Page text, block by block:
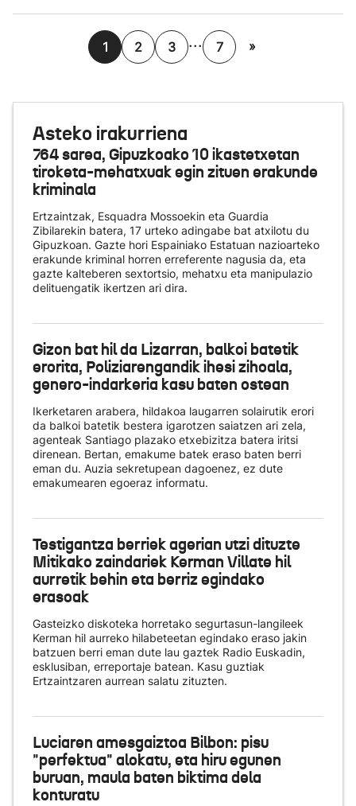
1 2 3 ... 7 »
Asteko irakurriena
764 sarea, Gipuzkoako 10 ikastetxetan
tiroketa-mehatxuak egin zituen erakunde
kriminala
Ertzaintzak, Esquadra Mossoekin eta Guardia
Zibilarekin batera, 17 urteko adingabe bat atxilotu du
Gipuzkoan. Gazte hori Espainiako Estatuan nazioarteko
erakunde kriminal horren erreferente nagusia da, eta
gazte kalteberen sextortsio, mehatxu eta manipulazio
delituengatik ikertzen ari dira.
Gizon bat hil da Lizarran, balkoi batetik
erorita, Poliziarengandik ihesi zihoala,
genero-indarkeria kasu baten ostean
Ikerketaren arabera, hildakoa laugarren solairutik erori
da balkoi batetik bestera igarotzen saiatzen ari zela,
agenteak Santiago plazako etxebizitza batera iritsi
direnean. Bertan, emakume batek eraso baten berri
eman du. Auzia sekretupean dagoenez, ez dute
emakumearen egoeraz informatu.
Testigantza berriek agerian utzi dituzte
Mitikako zaindariek Kerman Villate hil
aurretik behin eta berriz egindako
erasoak
Gasteizko diskoteka horretako segurtasun-langileek
Kerman hil aurreko hilabeteetan egindako eraso jakin
batzuen berri eman dute lau gaztek Radio Euskadin,
esklusiban, erreportaje batean. Kasu guztiak
Ertzaintzaren aurrean salatu zituzten.
Luciaren amesgaiztoa Bilbon: pisu
"perfektua" alokatu, eta hiru egunen
buruan, maula baten biktima dela
konturatu